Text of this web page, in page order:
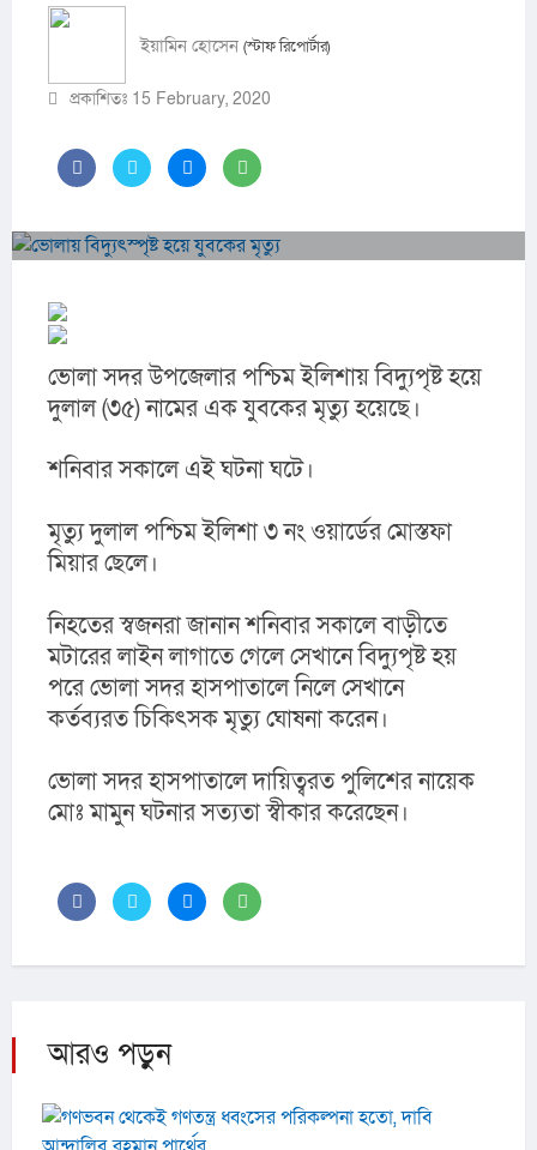
ইয়ামিন হোসেন (স্টাফ রিপোর্টার)
প্রকাশিতঃ 15 February, 2020
ভোলা সদর উপজেলার পশ্চিম ইলিশায় বিদ্যুপৃষ্ট হয়ে
দুলাল (৩৫) নামের এক যুবকের মৃত্যু হয়েছে।
শনিবার সকালে এই ঘটনা ঘটে।
মৃত্যু দুলাল পশ্চিম ইলিশা ৩ নং ওয়ার্ডের মোস্তফা
মিয়ার ছেলে।
নিহতের স্বজনরা জানান শনিবার সকালে বাড়ীতে
মটারের লাইন লাগাতে গেলে সেখানে বিদ্যুপৃষ্ট হয়
পরে ভোলা সদর হাসপাতালে নিলে সেখানে
কর্তব্যরত চিকিৎসক মৃত্যু ঘোষনা করেন।
ভোলা সদর হাসপাতালে দায়িত্বরত পুলিশের নায়েক
মোঃ মামুন ঘটনার সত্যতা স্বীকার করেছেন।
আরও পড়ুন